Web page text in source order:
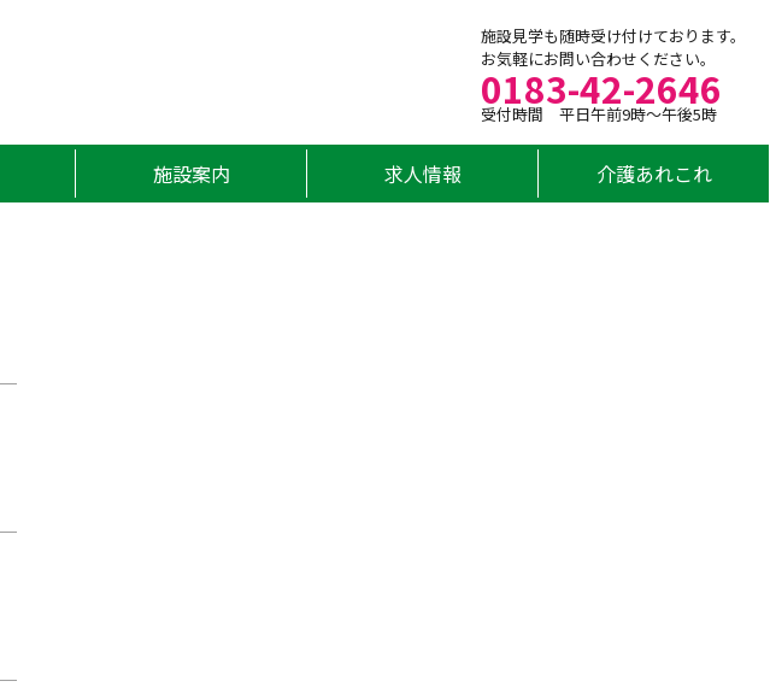
施設見学も随時受け付けております。
お気軽にお問い合わせください。
0183-42-2646
受付時間 平日午前9時～午後5時
施設案内 求人情報 介護あれこれ